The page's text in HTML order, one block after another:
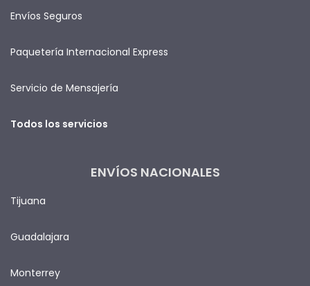
Envíos Seguros
Paquetería Internacional Express
Servicio de Mensajería
Todos los servicios
ENVÍOS NACIONALES
Tijuana
Guadalajara
Monterrey